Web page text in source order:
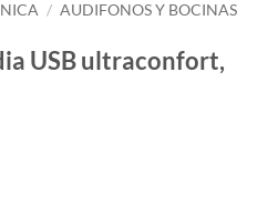
/ AUDIFONOS Y BOCINAS
USB ultraconfort,